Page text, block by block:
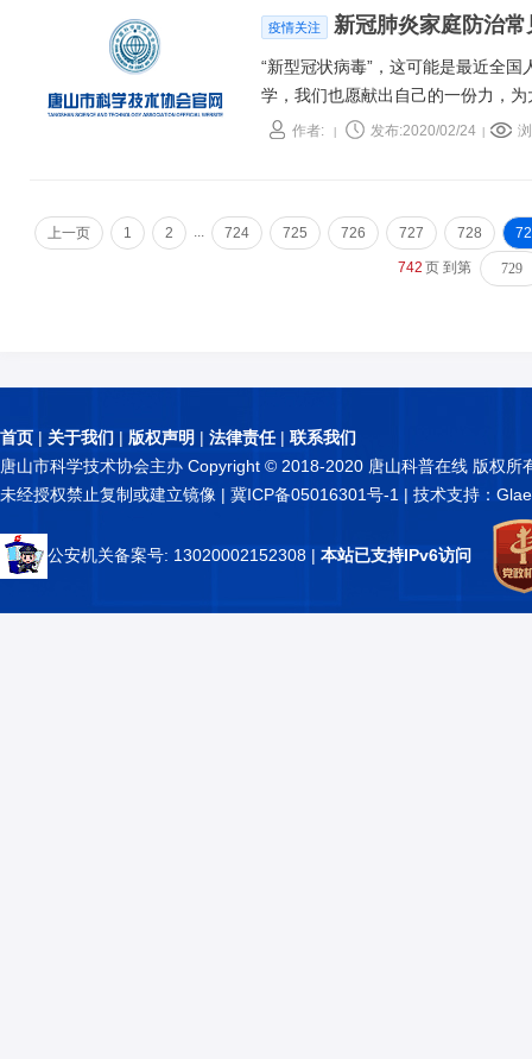
疫情关注 新冠肺炎家庭防治
“新型冠状病毒”，这可能是最近全
学，我们也愿献出自己的一份力，
作者: 发布:2020/02/24
上一页 1 2 ... 724 725 726 727 728
742 页 到第
首页 | 关于我们 | 版权声明 | 法律责任| 联系我们
唐山市科学技术协会主办 Copyright © 2018-2020 唐山科普在线 版权所
未经授权禁止复制或建立镜像 | 冀ICP备05016301号-1 | 技术支持：
公安机关备案号: 13020002152308 | 本站已支持IPv6访问